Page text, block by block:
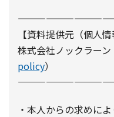
【資料提供元（個人
株式会社ノックラーン
policy）
・本人からの求めに